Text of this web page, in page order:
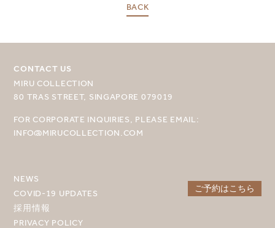
ご予約はこちら
MIRU AMAMI
MIRU NOZOMI
BACK
CONTACT US
MIRU COLLECTION
80 TRAS STREET, SINGAPORE 079019
FOR CORPORATE INQUIRIES, PLEASE EMAIL:
INFO@MIRUCOLLECTION.COM
NEWS
COVID-19 UPDATES
採用情報
PRIVACY POLICY